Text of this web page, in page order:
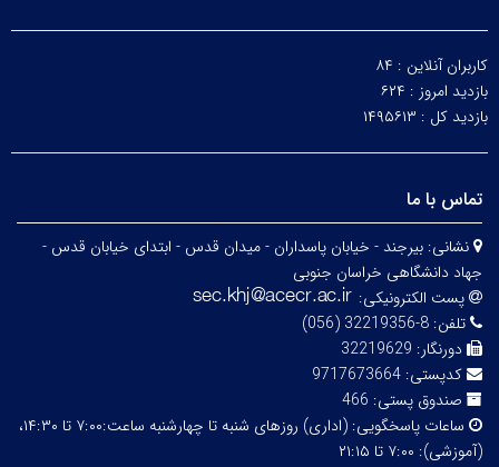
کاربران آنلاین : ۸۴
بازدید امروز : ۶۲۴
بازدید کل : ۱۴۹۵۶۱۳
تماس با ما
نشانی: بیرجند - خیابان پاسداران - میدان قدس - ابتدای خیابان قدس -
جهاد دانشگاهی خراسان جنوبی
پست الکترونیکی:
تلفن: 8-32219356 (056)
دورنگار: 32219629
کدپستی: 9717673664
صندوق پستی: 466
ساعات پاسخگویی:
(اداری) روزهای شنبه تا چهارشنبه ساعت:۷:۰۰ تا ۱۴:۳۰،
(آموزشی): ۷:۰۰ تا ۲۱:۱۵